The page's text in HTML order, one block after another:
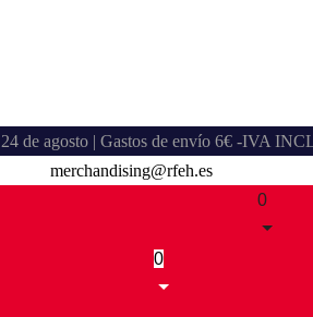
de agosto | Gastos de envío 6€ -IVA
merchandising@rfeh.es
0
0